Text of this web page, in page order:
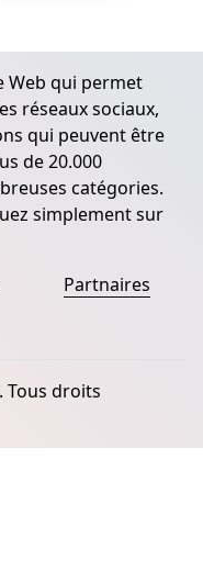
Web qui permet
réseaux sociaux,
qui peuvent être
de 20.000
catégories.
simplement sur
Partnaires
Tous droits